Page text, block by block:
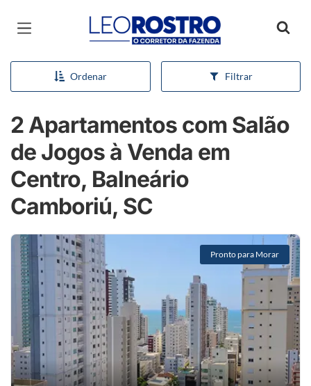
Página inicial
Ordenar Filtrar
2 Apartamentos com Salão
de Jogos à Venda em
Centro, Balneário
Camboriú, SC
Pronto para Morar